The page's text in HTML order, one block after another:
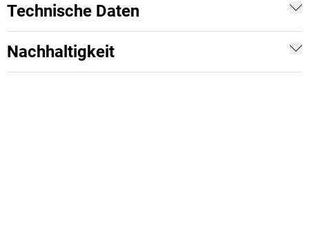
Technische Daten
Nachhaltigkeit